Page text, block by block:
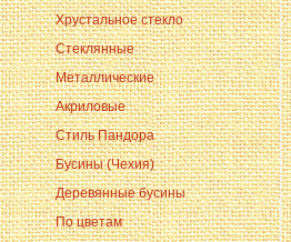
Хрустальное стекло
Стеклянные
Металлические
Акриловые
Стиль Пандора
Бусины (Чехия)
Деревянные бусины
По цветам